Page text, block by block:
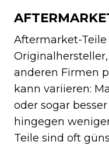
Aftermarket-
anderen Firmen
kann variieren:
oder sogar
hingegen
Teile sind oft